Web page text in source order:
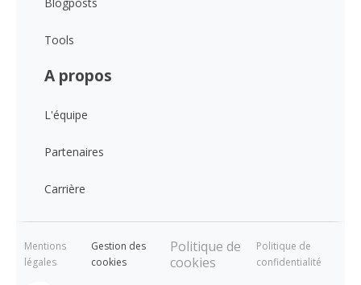
Tools
A propos
L'équipe
Partenaires
Carrière
Mentions
légales
Gestion des
cookies
Politique de
cookies
Politique de
confidentialité